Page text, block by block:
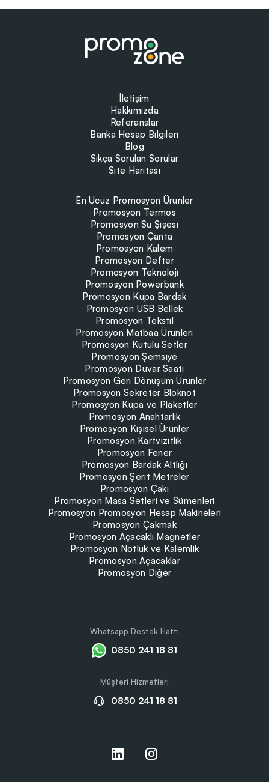
İletişim
Hakkımızda
Referanslar
Banka Hesap Bilgileri
Blog
Sıkça Sorulan Sorular
Site Haritası
En Ucuz Promosyon Ürünler
Promosyon Termos
Promosyon Su Şişesi
Promosyon Çanta
Promosyon Kalem
Promosyon Defter
Promosyon Teknoloji
Promosyon Powerbank
Promosyon Kupa Bardak
Promosyon USB Bellek
Promosyon Tekstil
Promosyon Matbaa Ürünleri
Promosyon Kutulu Setler
Promosyon Şemsiye
Promosyon Duvar Saati
Promosyon Geri Dönüşüm Ürünler
Promosyon Sekreter Bloknot
Promosyon Kupa ve Plaketler
Promosyon Anahtarlık
Promosyon Kişisel Ürünler
Promosyon Kartvizitlik
Promosyon Fener
Promosyon Bardak Altlığı
Promosyon Şerit Metreler
Promosyon Çakı
Promosyon Masa Setleri ve Sümenleri
Promosyon Promosyon Hesap Makineleri
Promosyon Çakmak
Promosyon Açacaklı Magnetler
Promosyon Notluk ve Kalemlik
Promosyon Açacaklar
Promosyon Diğer
Whatsapp Destek Hattı
0850 241 18 81
Müşteri Hizmetleri
0850 241 18 81